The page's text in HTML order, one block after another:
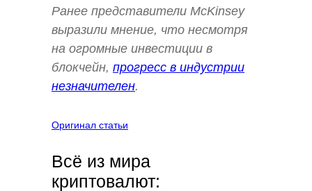
Ранее представители McKinsey
выразили мнение, что несмотря
на огромные инвестиции в
блокчейн, прогресс в индустрии
незначителен.
Оригинал статьи
Всё из мира
криптовалют: